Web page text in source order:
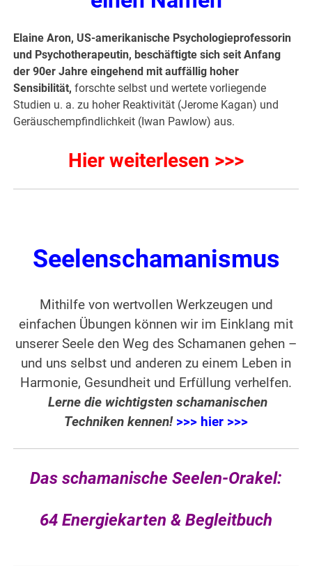
Elaine Aron, US-amerikanische Psychologieprofessorin
und Psychotherapeutin, beschäftigte sich seit Anfang
der 90er Jahre eingehend mit auffällig hoher
Sensibilität, forschte selbst und wertete vorliegende
Studien u. a. zu hoher Reaktivität (Jerome Kagan) und
Geräuschempfindlichkeit (Iwan Pawlow) aus.
Hier weiterlesen >>>
Seelenschamanismus
Mithilfe von wertvollen Werkzeugen und
einfachen Übungen können wir im Einklang mit
unserer Seele den Weg des Schamanen gehen –
und uns selbst und anderen zu einem Leben in
Harmonie, Gesundheit und Erfüllung verhelfen.
Lerne die wichtigsten schamanischen
Techniken kennen! >>> hier >>>
Das schamanische Seelen-Orakel:
64 Energiekarten & Begleitbuch